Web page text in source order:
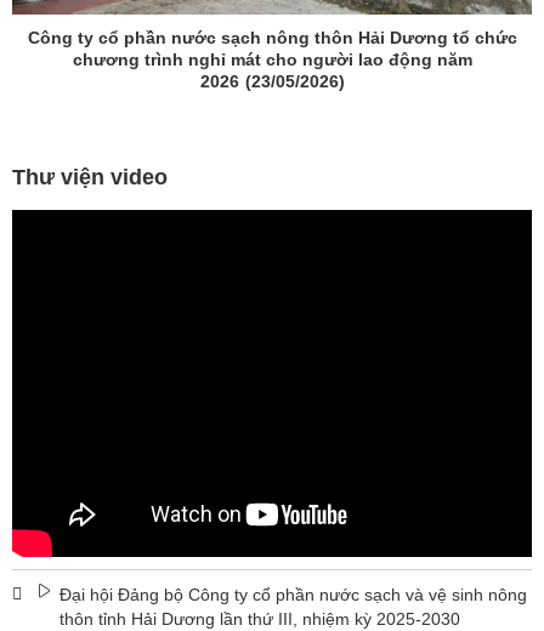
Công ty cổ phần nước sạch nông thôn Hải Dương tổ chức
chương trình nghỉ mát cho người lao động năm
2026 (23/05/2026)
Thư viện video
Đại hội Đảng bộ Công ty cổ phần nước sạch và vệ sinh nông
thôn tỉnh Hải Dương lần thứ III, nhiệm kỳ 2025-2030